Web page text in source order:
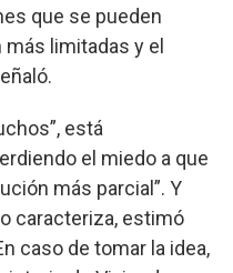
que se pueden
limitadas y el
está
el miedo a que
más parcial”. Y
caracteriza, estimó
caso de tomar la idea,